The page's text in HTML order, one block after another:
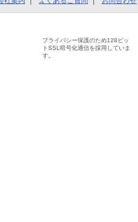
プライバシー保護のため128ビッ
トSSL暗号化通信を採用していま
す。